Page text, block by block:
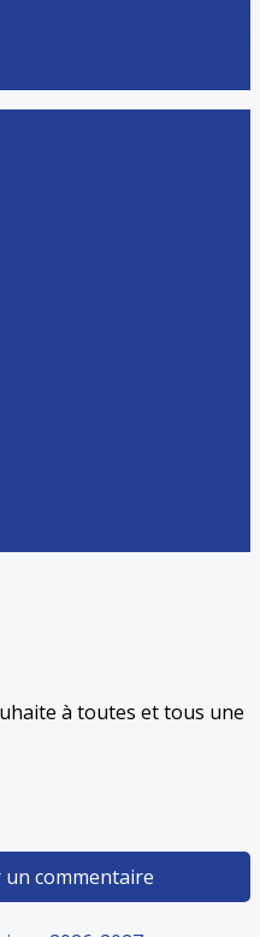
à toutes et tous une
commentaire